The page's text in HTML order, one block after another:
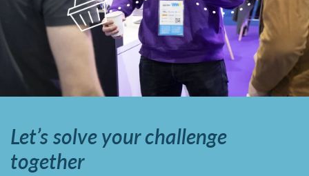
Let’s solve your challenge
together